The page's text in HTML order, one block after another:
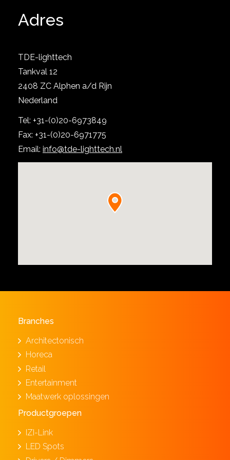
Adres
TDE-lighttech
Tankval 12
2408 ZC Alphen a/d Rijn
Nederland
Tel: +31-(0)20-6973849
Fax: +31-(0)20-6971775
Email: info@tde-lighttech.nl
Branches
Architectonisch
Horeca
Retail
Entertainment
Maatwerk oplossingen
Productgroepen
IZI-Link
LED Spots